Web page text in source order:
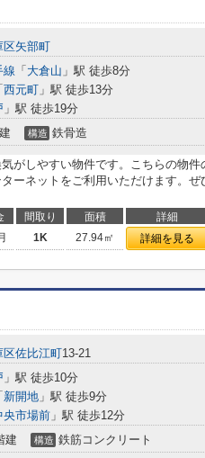
区矢部町
線 「 大倉山 」駅 徒歩8分
西元町 」駅 徒歩13分
」駅 徒歩19分
構造 鉄骨造
がしやすい物件です。こちらの物件
ーネットをご利用いただけます。ぜ
間取り 面積 詳細
1K 27.94㎡ 詳細を見る
区佐比江町13-21
」駅 徒歩10分
新開地 」駅 徒歩9分
央市場前 」駅 徒歩12分
建 構造 鉄筋コンクリート